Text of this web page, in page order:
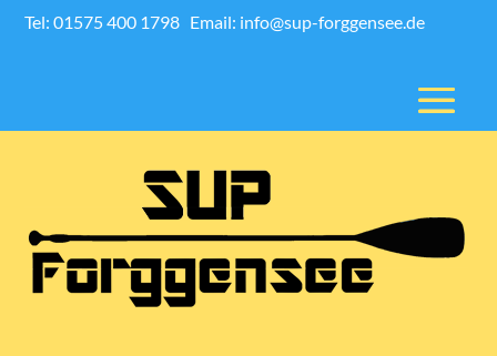
Tel: 01575 400 1798 Email: info@sup-forggensee.de